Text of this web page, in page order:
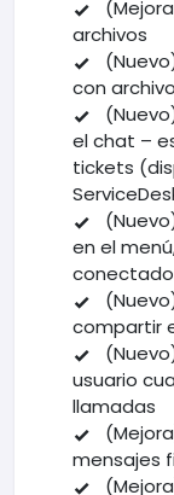
archivos
con
el chat –
tickets
en el
compartir
usuario
llamadas
mensajes